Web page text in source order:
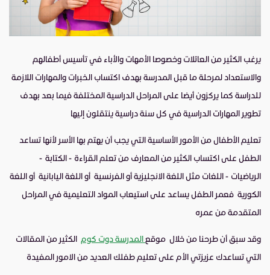
يرغب الكثير من العائلات وخصوصا الأمهات والأباء في تأسيس أطفالهم
والاستعداد لمرحلة ما قبل المدرسة بهدف اكتساب الخبرات والمهارات اللازمة
للدراسة كما يركزون أيضا على المراحل الدراسية المختلفة فيما بعد بهدف
تطوير المهارات الدراسية في كل سنة دراسية ينتقلون إليها
تعليم الأطفال من الأمور الأساسية التي يجب أن يهتم بها الأسر لأنها تساعد
الطفل على اكتساب الكثير من المعارف من تعلم القراءة - الكتابة -
الرياضيات - اللغات مثل اللغة الانجليزية أو الفرنسية أو اللغة اليابانية أو اللغة
الكورية فعمر الطفل يساعد على استيعاب المواد التعليمية في المراحل
المتقدمة من عمره
وقد سبق أن طرحنا من خلال موقعالمدرسة دوت كوم الكثير من المقالات
التي تساعدك عزيزتي الأم على تعليم طفلك العديد من الامور المفيدة